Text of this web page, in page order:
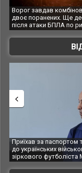
Сумах,
ФОТО
За 2000
Єкатеринбурзі
склад
у полон
Одесу
ураганним